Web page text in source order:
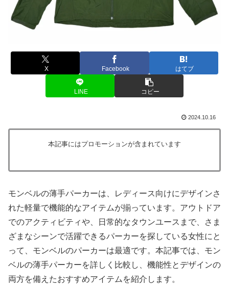
X Facebook はてブ
LINE コピー
2024.10.16
本記事にはプロモーションが含まれています
モンベルの薄手パーカーは、レディース向けにデザインさ
れた軽量で機能的なアイテムが揃っています。アウトドア
でのアクティビティや、日常的なタウンユースまで、さま
ざまなシーンで活躍できるパーカーを探している女性にと
って、モンベルのパーカーは最適です。本記事では、モン
ベルの薄手パーカーを詳しく比較し、機能性とデザインの
両方を備えたおすすめアイテムを紹介します。